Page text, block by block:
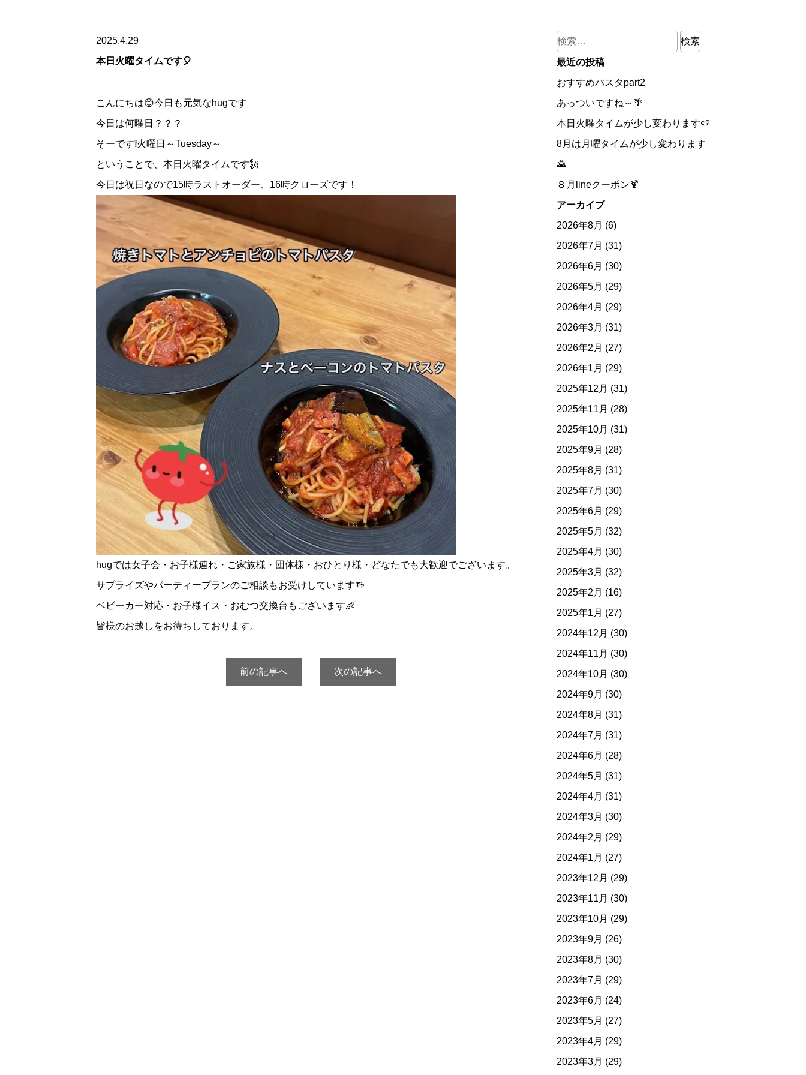
2025.4.29
本日火曜タイムです🎈
こんにちは😊今日も元気なhugです
今日は何曜日？？？
そーです❕火曜日～Tuesday～
ということで、本日火曜タイムです🗽
今日は祝日なので15時ラストオーダー、16時クローズです！
hugでは女子会・お子様連れ・ご家族様・団体様・おひとり様・どなたでも大歓迎でございます。
サプライズやパーティープランのご相談もお受けしています🍻
ベビーカー対応・お子様イス・おむつ交換台もございます👶
皆様のお越しをお待ちしております。
前の記事へ 次の記事へ
検
索:
最近の投稿
おすすめパスタpart2
あっついですね～🌴
本日火曜タイムが少し変わります🍉
8月は月曜タイムが少し変わります
🌄
８月lineクーポン🍹
アーカイブ
2026年8月 (6)
2026年7月 (31)
2026年6月 (30)
2026年5月 (29)
2026年4月 (29)
2026年3月 (31)
2026年2月 (27)
2026年1月 (29)
2025年12月 (31)
2025年11月 (28)
2025年10月 (31)
2025年9月 (28)
2025年8月 (31)
2025年7月 (30)
2025年6月 (29)
2025年5月 (32)
2025年4月 (30)
2025年3月 (32)
2025年2月 (16)
2025年1月 (27)
2024年12月 (30)
2024年11月 (30)
2024年10月 (30)
2024年9月 (30)
2024年8月 (31)
2024年7月 (31)
2024年6月 (28)
2024年5月 (31)
2024年4月 (31)
2024年3月 (30)
2024年2月 (29)
2024年1月 (27)
2023年12月 (29)
2023年11月 (30)
2023年10月 (29)
2023年9月 (26)
2023年8月 (30)
2023年7月 (29)
2023年6月 (24)
2023年5月 (27)
2023年4月 (29)
2023年3月 (29)